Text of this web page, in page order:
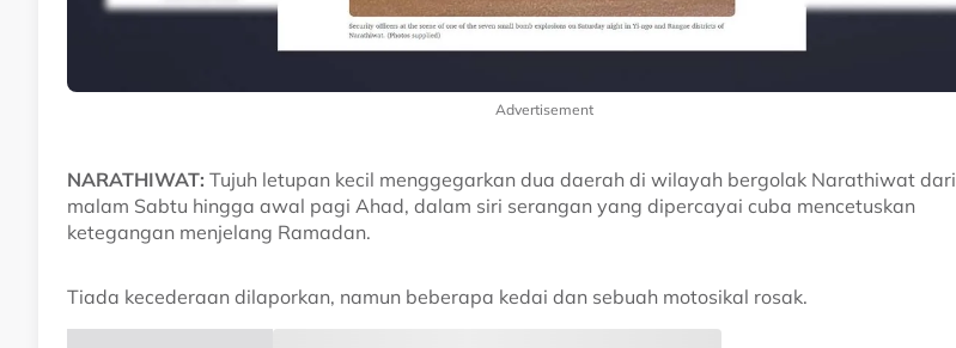
Advertisement
NARATHIWAT: Tujuh letupan kecil menggegarkan dua daerah di wilayah bergolak Narathiwat dari
malam Sabtu hingga awal pagi Ahad, dalam siri serangan yang dipercayai cuba mencetuskan
ketegangan menjelang Ramadan.
Tiada kecederaan dilaporkan, namun beberapa kedai dan sebuah motosikal rosak.